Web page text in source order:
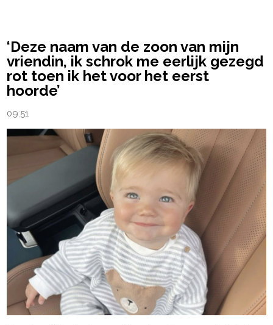
‘Deze naam van de zoon van mijn
vriendin, ik schrok me eerlijk gezegd
rot toen ik het voor het eerst
hoorde’
09:51